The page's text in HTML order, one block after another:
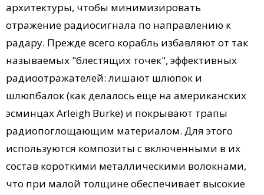
архитектуры, чтобы минимизировать
отражение радиосигнала по направлению к
радару. Преж­де всего корабль избавляют от так
называемых "блестящих точек", эффективных
радиоотражателей: лишают шлюпок и
шлюпбалок (как делалось еще на американских
эсминцах Arleigh Burke) и покрывают трапы
радиопоглощающим материалом. Для этого
используются композиты с включенными в их
состав короткими металлическими волокнами,
что при малой толщине обеспечивает высокие